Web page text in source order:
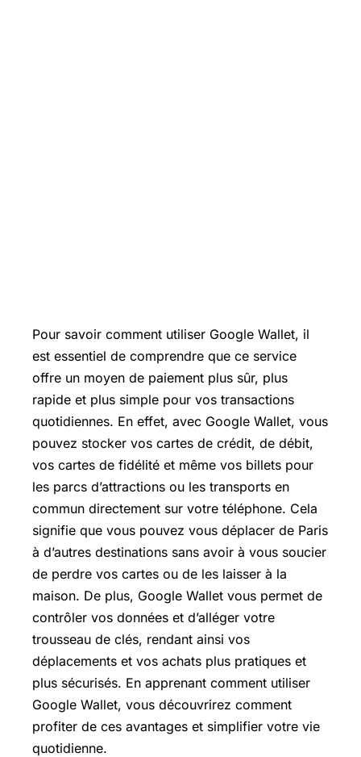
Pour savoir comment utiliser Google Wallet, il
est essentiel de comprendre que ce service
offre un moyen de paiement plus sûr, plus
rapide et plus simple pour vos transactions
quotidiennes. En effet, avec Google Wallet, vous
pouvez stocker vos cartes de crédit, de débit,
vos cartes de fidélité et même vos billets pour
les parcs d’attractions ou les transports en
commun directement sur votre téléphone. Cela
signifie que vous pouvez vous déplacer de Paris
à d’autres destinations sans avoir à vous soucier
de perdre vos cartes ou de les laisser à la
maison. De plus, Google Wallet vous permet de
contrôler vos données et d’alléger votre
trousseau de clés, rendant ainsi vos
déplacements et vos achats plus pratiques et
plus sécurisés. En apprenant comment utiliser
Google Wallet, vous découvrirez comment
profiter de ces avantages et simplifier votre vie
quotidienne.